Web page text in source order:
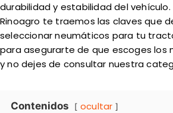
durabilidad y estabilidad del vehículo.
Rinoagro te traemos las claves que
seleccionar neumáticos para tu
para asegurarte de que escoges los
y no dejes de consultar nuestra
Contenidos
ocultar